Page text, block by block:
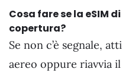
Cosa fare se la eSIM
copertura?
Se non c’è segnale,
aereo oppure riavvia